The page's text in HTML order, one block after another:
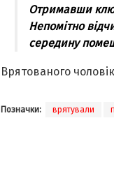
Отримавши
Непомітно
середину
Врятованого
Позначки: врятували